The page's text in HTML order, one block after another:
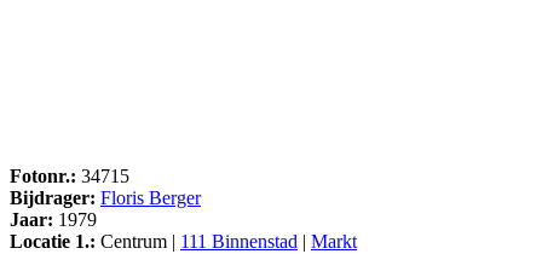
Fotonr.: 34715
Bijdrager: Floris Berger
Jaar: 1979
Locatie 1.: Centrum | 111 Binnenstad Markt